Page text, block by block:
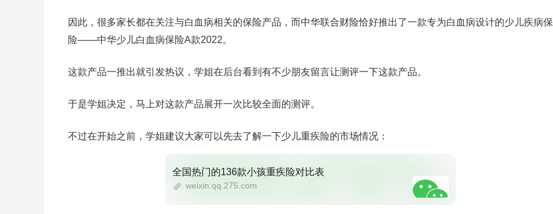
因此，很多家长都在关注与白血病相关的保险产品，而中华联合财险恰好推出了一款专为白血病设计的少儿疾病保
险——中华少儿白血病保险A款2022。
这款产品一推出就引发热议，学姐在后台看到有不少朋友留言让测评一下这款产品。
于是学姐决定，马上对这款产品展开一次比较全面的测评。
不过在开始之前，学姐建议大家可以先去了解一下少儿重疾险的市场情况：
全国热门的136款小孩重疾险对比表
weixin.qq.275.com